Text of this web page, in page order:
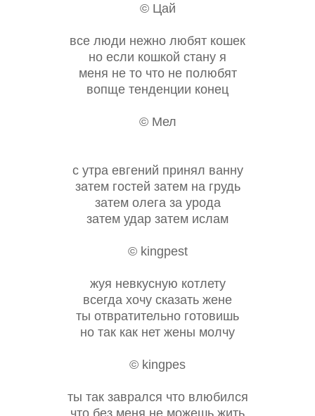
© Цай
все люди нежно любят кошек
но если кошкой стану я
меня не то что не полюбят
вопще тенденции конец
© Мел
с утра евгений принял ванну
затем гостей затем на грудь
затем олега за урода
затем удар затем ислам
© kingpest
жуя невкусную котлету
всегда хочу сказать жене
ты отвратительно готовишь
но так как нет жены молчу
© kingpes
ты так заврался что влюбился
что без меня не можешь жить